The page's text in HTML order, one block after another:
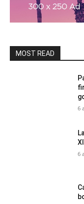
MOST READ
6
6